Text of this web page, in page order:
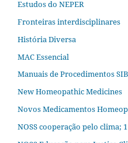
Estudos do NEPER
Fronteiras interdisciplinares
História Diversa
MAC Essencial
Manuais de Procedimentos
New Homeopathic Medicines
Novos Medicamentos
NOSS cooperação pelo clima; 1